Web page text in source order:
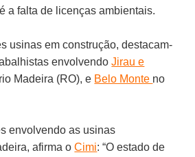
a falta de licenças ambientais.
usinas em construção, destacam-
envolvendoJirau e
Madeira (RO), e Belo Monte no
envolvendo as usinas
afirma oCimi: “O estado de